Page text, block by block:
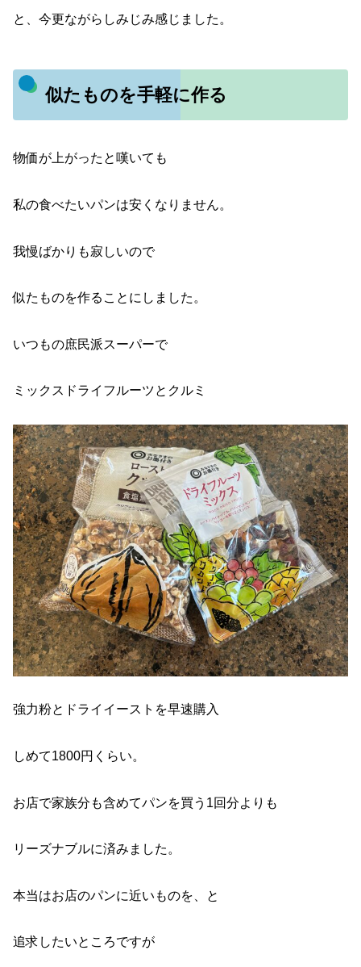
と、今更ながらしみじみ感じました。
似たものを手軽に作る
物価が上がったと嘆いても
私の食べたいパンは安くなりません。
我慢ばかりも寂しいので
似たものを作ることにしました。
いつもの庶民派スーパーで
ミックスドライフルーツとクルミ
強力粉とドライイーストを早速購入
しめて1800円くらい。
お店で家族分も含めてパンを買う1回分よりも
リーズナブルに済みました。
本当はお店のパンに近いものを、と
追求したいところですが